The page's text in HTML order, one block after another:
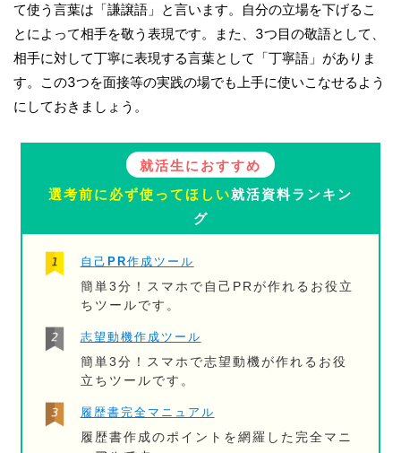
て使う言葉は「謙譲語」と言います。自分の立場を下げるこ
とによって相手を敬う表現です。また、3つ目の敬語として、
相手に対して丁寧に表現する言葉として「丁寧語」がありま
す。この3つを面接等の実践の場でも上手に使いこなせるよう
にしておきましょう。
就活生におすすめ
選考前に必ず使ってほしい就活資料ランキン
グ
自己PR作成ツール
簡単3分！スマホで自己PRが作れるお役立
ちツールです。
志望動機作成ツール
簡単3分！スマホで志望動機が作れるお役
立ちツールです。
履歴書完全マニュアル
履歴書作成のポイントを網羅した完全マニ